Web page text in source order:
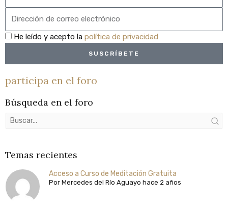
privacidad
He leído y acepto la política de privacidad
SUSCRÍBETE
participa en el foro
Búsqueda en el foro
Temas recientes
Acceso a Curso de Meditación Gratuita
PorMercedes del Río Aguayo hace 2 años